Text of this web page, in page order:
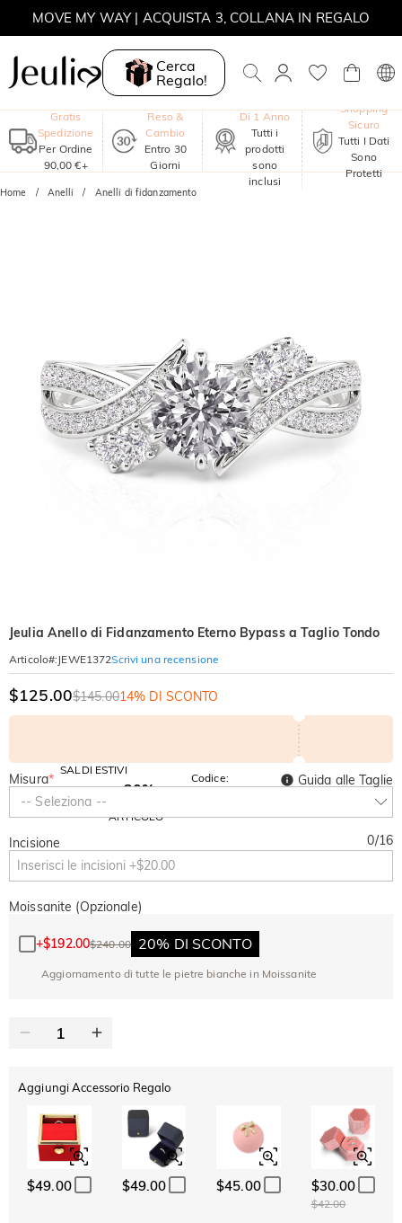
MOVE MY WAY | ACQUISTA 3, COLLANA IN REGALO
Cerca
Regalo!
Gratis
Spedizione
Per Ordine
90,00 €+
Reso &
Cambio
Entro 30
Giorni
Di 1 Anno
Tutti i
prodotti
sono
inclusi
Shopping
Sicuro
Tutti I Dati
Sono
Protetti
Home Anelli Anelli di fidanzamento
Jeulia Anello di Fidanzamento Eterno Bypass a Taglio Tondo
Articolo#: JEWE1372Scrivi una recensione
$125.00$145.0014% DI SCONTO
SALDI ESTIVI
-10%
SU TUTTO
-30%
ARTICOLO
Codice:
SUMMER
Misura*
-- Seleziona --
Guida alle Taglie
Incisione 0/16
Moissanite (Opzionale)
+$192.00$240.00 20% DI SCONTO
Aggiornamento di tutte le pietre bianche in Moissanite
Aggiungi Accessorio Regalo
$49.00 $49.00 $45.00 $30.00
$42.00